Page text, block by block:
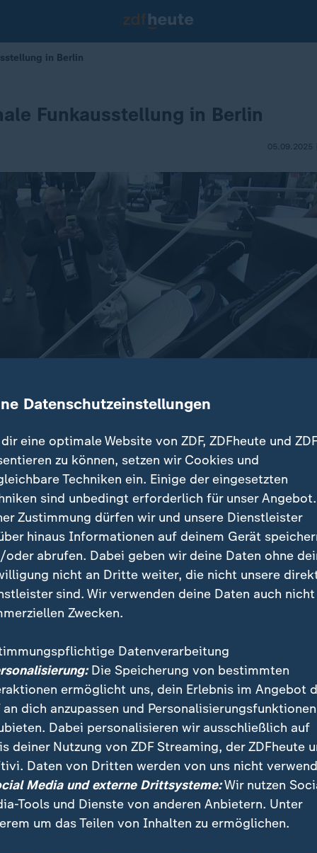
in Berlin
Funkausstellung in Berlin
05.09.2025
lassen sich die aktuellen KI-Trends hautnah
als eine Produktschau – sie gilt als Gradmesser
| heute 19:00 Uhr:
für
Terrorgruppe
1:42
Nachrichten | heute 19:00 Uhr:
Russische
vor Landtagswahlen
Video 2:03
Datenschutzeinstellungen
eine optimale Website von ZDF, ZDFheute und
zu können, setzen wir Cookies und
Techniken ein. Einige der eingesetzten
sind unbedingt erforderlich für unser
Zustimmung dürfen wir und unsere Dienstleister
hinaus Informationen auf deinem Gerät
oder abrufen. Dabei geben wir deine Daten ohne
nicht an Dritte weiter, die nicht unsere
sind. Wir verwenden deine Daten auch nicht
Zwecken.
Datenverarbeitung
Die Speicherung von bestimmten
ermöglicht uns, dein Erlebnis im Angebot
an dich anzupassen und Personalisierungsfunktionen
Dabei personalisieren wir ausschließlich auf
deiner Nutzung von ZDF Streaming, der ZDFheute
Daten von Dritten werden von uns nicht
Media und externe Drittsysteme:Wir nutzen
Tools und Dienste von anderen Anbietern. Unter
um das Teilen von Inhalten zu ermöglichen.